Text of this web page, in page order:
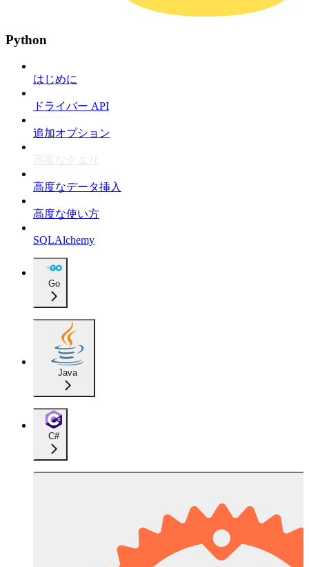
Python
はじめに
ドライバー API
追加オプション
高度なクエリ
高度なデータ挿入
高度な使い方
SQLAlchemy
Go
Java
C#